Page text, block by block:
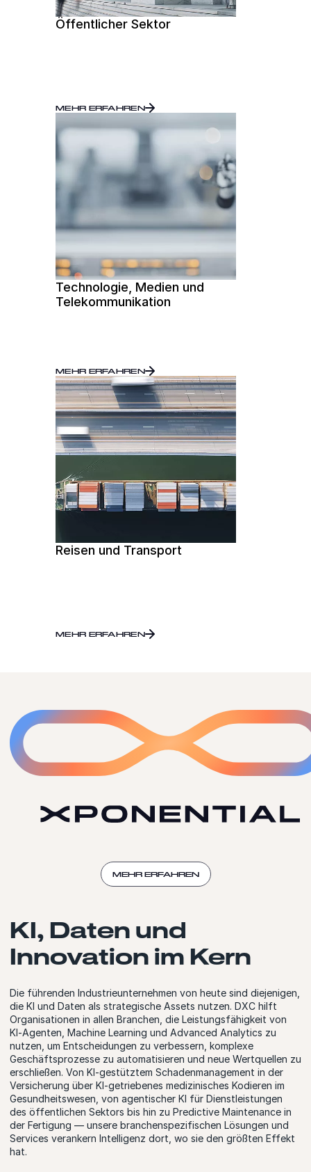
Öffentlicher Sektor
MEHR ERFAHREN
Technologie, Medien und
Telekommunikation
MEHR ERFAHREN
Reisen und Transport
MEHR ERFAHREN
MEHR ERFAHREN
KI, Daten und
Innovation im Kern
Die führenden Industrieunternehmen von heute sind diejenigen,
die KI und Daten als strategische Assets nutzen. DXC hilft
Organisationen in allen Branchen, die Leistungsfähigkeit von
KI‑Agenten, Machine Learning und Advanced Analytics zu
nutzen, um Entscheidungen zu verbessern, komplexe
Geschäftsprozesse zu automatisieren und neue Wertquellen zu
erschließen. Von KI‑gestütztem Schadenmanagement in der
Versicherung über KI‑getriebenes medizinisches Kodieren im
Gesundheitswesen, von agentischer KI für Dienstleistungen
des öffentlichen Sektors bis hin zu Predictive Maintenance in
der Fertigung — unsere branchenspezifischen Lösungen und
Services verankern Intelligenz dort, wo sie den größten Effekt
hat.